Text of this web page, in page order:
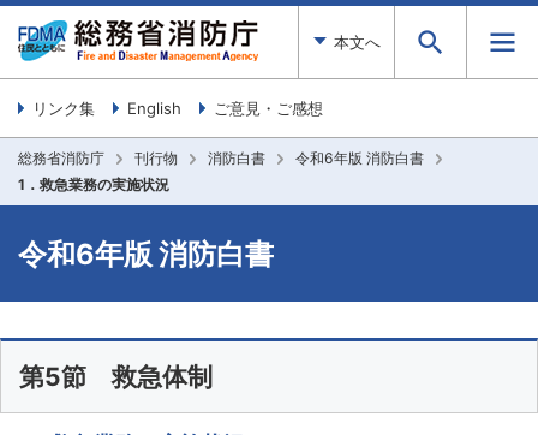
本文へ
リンク集 English ご意見・ご感想
総務省消防庁 刊行物 消防白書
令和6年版 消防白書
1．救急業務の実施状況
令和6年版 消防白書
第5節 救急体制